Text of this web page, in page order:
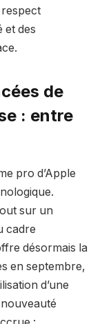
et des
de
: entre
pro d’Apple
sur un
cadre
désormais la
en septembre,
d’une